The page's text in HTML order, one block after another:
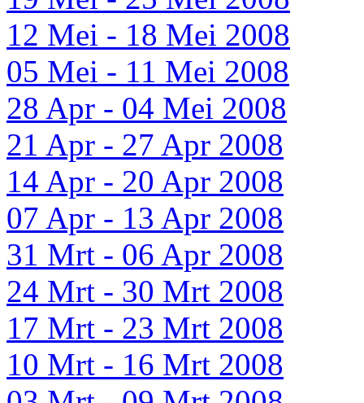
12 Mei - 18 Mei 2008
05 Mei - 11 Mei 2008
28 Apr - 04 Mei 2008
21 Apr - 27 Apr 2008
14 Apr - 20 Apr 2008
07 Apr - 13 Apr 2008
31 Mrt - 06 Apr 2008
24 Mrt - 30 Mrt 2008
17 Mrt - 23 Mrt 2008
10 Mrt - 16 Mrt 2008